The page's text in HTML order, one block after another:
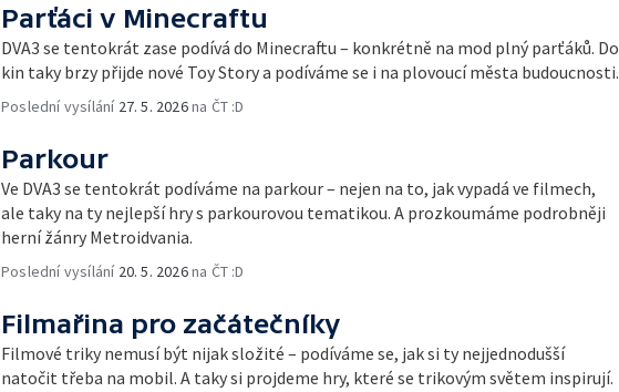
Parťáci v Minecraftu
DVA3 se tentokrát zase podívá do Minecraftu – konkrétně na mod plný parťáků. Do
kin taky brzy přijde nové Toy Story a podíváme se i na plovoucí města budoucnosti.
Poslední vysílání 27. 5. 2026na ČT :D
Parkour
Ve DVA3 se tentokrát podíváme na parkour – nejen na to, jak vypadá ve filmech,
ale taky na ty nejlepší hry s parkourovou tematikou. A prozkoumáme podrobněji
herní žánry Metroidvania.
Poslední vysílání 20. 5. 2026na ČT :D
Filmařina pro začátečníky
Filmové triky nemusí být nijak složité – podíváme se, jak si ty nejjednodušší
natočit třeba na mobil. A taky si projdeme hry, které se trikovým světem inspirují.